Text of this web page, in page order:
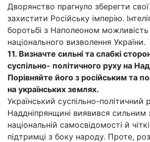
Дворянство прагнуло зберегти свої
захистити Російську імперію.
боротьбі з Наполеоном
національного визволення України.
11. Визначте сильні та слабкі
суспільно- політичного руху на
Порівняйте його з російським та
на українських землях.
Український суспільно-політичний
Наддніпрянщині виявився сильним
національній самосвідомості й
підтримці з боку народу. Проте,